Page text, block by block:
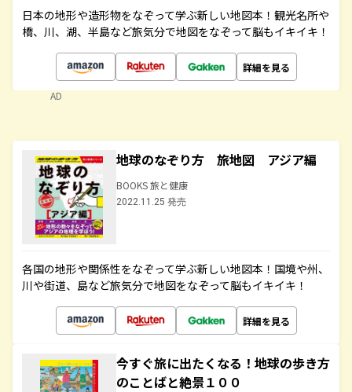
日本の地形や造形物をなぞって学ぶ新しい地図本！観光名所や
橋、川、湖、半島など旅気分で地図をなぞって脳もイキイキ！
詳細を見る
AD
地球のなぞり方 旅地図 アジア編
BOOKS 旅と健康
2022.11.25 発売
各国の地形や関係性をなぞって学ぶ新しい地図本！国境や州、
川や街道、島など旅気分で地図をなぞって脳もイキイキ！
詳細を見る
今すぐ旅に出たくなる！地球の歩き方
のことばと絶景１００